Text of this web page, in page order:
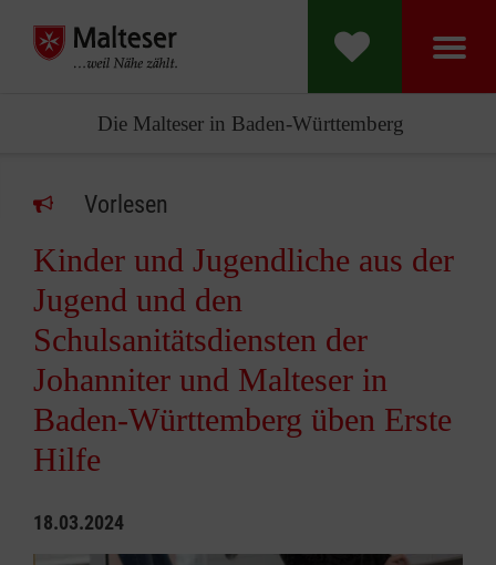
Die Malteser in Baden-Württemberg
Vorlesen
Kinder und Jugendliche aus der
Jugend und den
Schulsanitätsdiensten der
Johanniter und Malteser in
Baden-Württemberg üben Erste
Hilfe
18.03.2024